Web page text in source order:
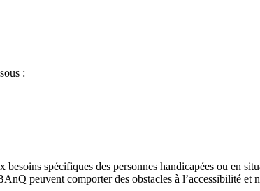
:
spécifiques des personnes handicapées ou en
peuvent comporter des obstacles à l’accessibilité